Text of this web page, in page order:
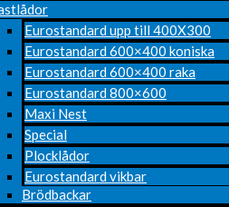
Eurostandard upp till 400X300
Eurostandard 600×400 koniska
Eurostandard 600×400 raka
Eurostandard 800×600
Maxi Nest
Special
Plocklådor
Eurostandard vikbar
Brödbackar